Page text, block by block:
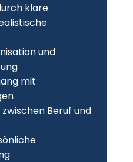
klare
und
mit
Beruf und